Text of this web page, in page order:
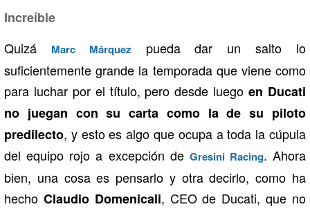
Increíble
Quizá
Marc Márquez
pueda dar un salto lo
suficientemente grande la temporada que viene como
para luchar por el título, pero desde luegoen Ducati
no juegan con su carta como la de su piloto
predilecto, y esto es algo que ocupa a toda la cúpula
del equipo rojo a excepción de Gresini Racing. Ahora
bien, una cosa es pensarlo y otra decirlo, como ha
hecho Claudio Domenicali, CEO de Ducati, que no